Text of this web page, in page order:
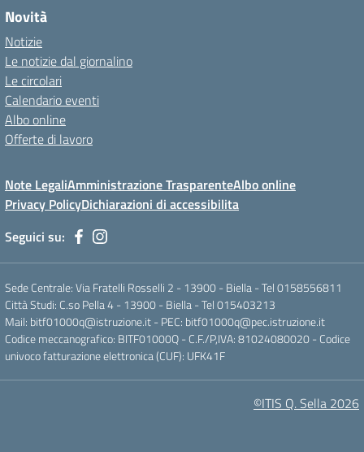
Novità
Notizie
Le notizie dal giornalino
Le circolari
Calendario eventi
Albo online
Offerte di lavoro
Note LegaliAmministrazione TrasparenteAlbo online
Privacy PolicyDichiarazioni di accessibilita
Seguici su:
Sede Centrale: Via Fratelli Rosselli 2 - 13900 - Biella - Tel 0158556811
Città Studi: C.so Pella 4 - 13900 - Biella - Tel 015403213
Mail: bitf01000q@istruzione.it- PEC: bitf01000q@pec.istruzione.it
Codice meccanografico: BITF01000Q - C.F./P,IVA: 81024080020 - Codice
univoco fatturazione elettronica (CUF): UFK41F
©ITIS Q. Sella 2026